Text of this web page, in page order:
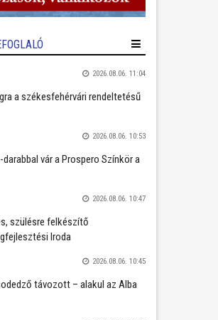
2026.08.06. 11:04
a székesfehérvári rendeltetésű
2026.08.06. 10:53
vár a Prospero Színkör a
2026.08.06. 10:47
szülésre felkészítő
Iroda
2026.08.06. 10:45
távozott – alakul az Alba